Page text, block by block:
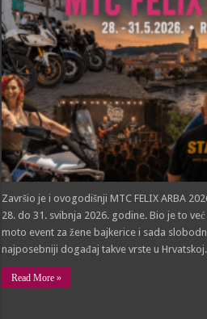
Završio je i ovogodišnji MTC FELIX ARBA
28. do 31. svibnja 2026. godine. Bio je to
moto event za žene bajkerice i sada
najposebniji događaj takve vrste u Hrvatskoj.
Read More »